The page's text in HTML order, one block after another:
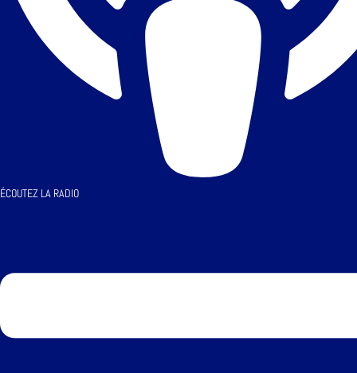
ÉCOUTEZ LA RADIO